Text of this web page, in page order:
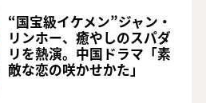
“国宝級イケメン”ジャン・
リンホー、癒やしのスパダ
リを熱演。中国ドラマ「素
敵な恋の咲かせかた」